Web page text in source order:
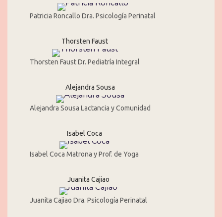
Patricia Roncallo Dra. Psicología Perinatal
Thorsten Faust
Thorsten Faust Dr. Pediatría Integral
Alejandra Sousa
Alejandra Sousa Lactancia y Comunidad
Isabel Coca
Isabel Coca Matrona y Prof. de Yoga
Juanita Cajiao
Juanita Cajiao Dra. Psicología Perinatal